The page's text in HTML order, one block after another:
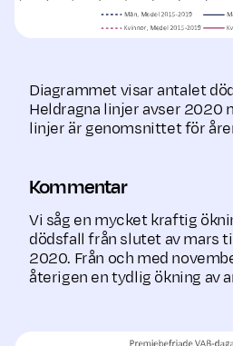
Diagrammet visar antalet
Heldragna linjer avser 2020
linjer är genomsnittet för
Kommentar
Vi såg en mycket kraftig
dödsfall från slutet av mars
2020. Från och med
återigen en tydlig ökning av